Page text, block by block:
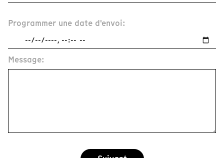
Programmer une date d'envoi:
Message: